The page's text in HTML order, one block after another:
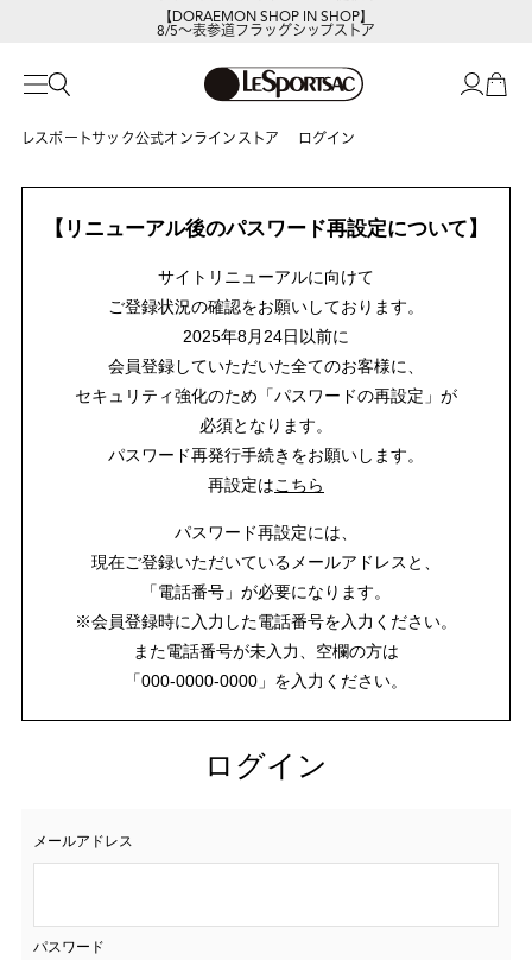
【DORAEMON SHOP IN SHOP】
8/5～表参道フラッグシップストア
レスポートサック公式オンラインストア ログイン
【リニューアル後のパスワード再設定について】
サイトリニューアルに向けて
ご登録状況の確認をお願いしております。
2025年8月24日以前に
会員登録していただいた全てのお客様に、
セキュリティ強化のため「パスワードの再設定」が
必須となります。
パスワード再発行手続きをお願いします。
再設定はこちら
パスワード再設定には、
現在ご登録いただいているメールアドレスと、
「電話番号」が必要になります。
※会員登録時に入力した電話番号を入力ください。
また電話番号が未入力、空欄の方は
「000-0000-0000」を入力ください。
ログイン
メールアドレス
パスワード